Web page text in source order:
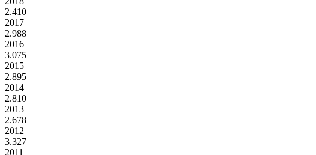
2.410
2017
2.988
2016
3.075
2015
2.895
2014
2.810
2013
2.678
2012
3.327
2011